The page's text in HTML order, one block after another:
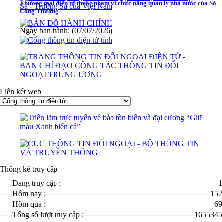
Thương mại điện tử thuộc phạm vi chức năng quản lý nhà nước của Sở
Công Thương
Ngày ban hành: (07/07/2026)
Liên kết web
Thống kê truy cập
Đang truy cập :
1
Hôm nay :
152
Hôm qua :
69
Tổng số lượt truy cập :
1655345